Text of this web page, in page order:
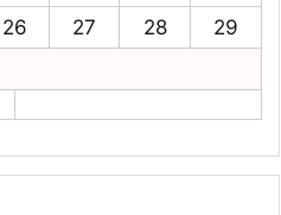
26 27 28
29